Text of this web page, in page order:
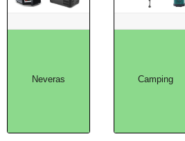
Neveras Camping